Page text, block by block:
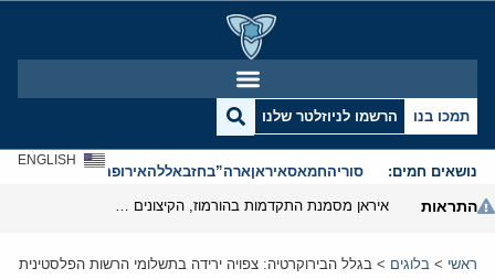
תמכו בנו הרשמו לניוזלטר שלנו
נושאים חמים: סוריהחמאסאיראןארה”בחזבאללהאירופהאנטישמיות
ENGLISH
התראות
ראשי > בלוגים > בגלל הבירוקרטיה: צפויה ירידה בתשלומי הרשות הפלסטינית